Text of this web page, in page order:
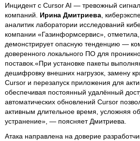
Инцидент с Cursor AI — тревожный
компаний. Ирина Дмитриева ,
аналитик лаборатории исследований
компании «Газинформсервис», отметила,
демонстрирует опасную тенденцию —
доверенного локального ПО для
поставок.«При установке пакеты
дешифровку внешних нагрузок, замену
Cursor и перезапуск приложения для
обеспечивая постоянный удалённый
автоматических обновлений Cursor
активным длительное время, усложняя
устранение», — поясняет Дмитриева.
Атака направлена на доверие